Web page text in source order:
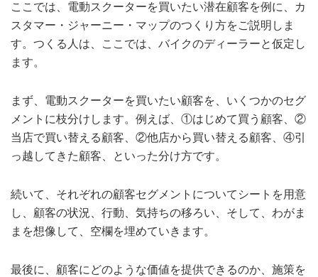
ここでは、電動スクーターを買いたい潜在顧客を例に、カ
スタマー・ジャーニー・マップのつくり方をご説明しま
す。つくる人は、ここでは、バイクのディーラーと仮定し
ます。
まず、電動スクーターを買いたい顧客を、いくつかのセグ
メントに枝分けします。例えば、①はじめて買う顧客、②
当店で買い替える顧客、②他店から買い替える顧客、④引
っ越してきた顧客、といった分け方です。
続いて、それぞれの顧客セグメントについてシートを用意
し、顧客の状況、行動、気持ちの移ろい、そして、わがま
まを想像して、空欄を埋めていきます。
最後に、顧客にどのような価値を提供できるのか、施策を